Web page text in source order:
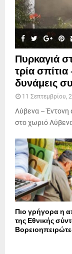
Πυρκαγιά
τρία
δυνάμεις
11 Σεπτεμβρίου,
Λύβενα – Έντονη
στο χωριό
Πιο γρήγορα η
της Εθνικής